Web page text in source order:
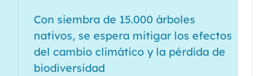
Con siembra de 15.000 árboles
nativos, se espera mitigar los efectos
del cambio climático y la pérdida de
biodiversidad